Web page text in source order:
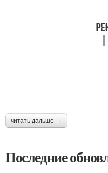
читать дальше →
Последние